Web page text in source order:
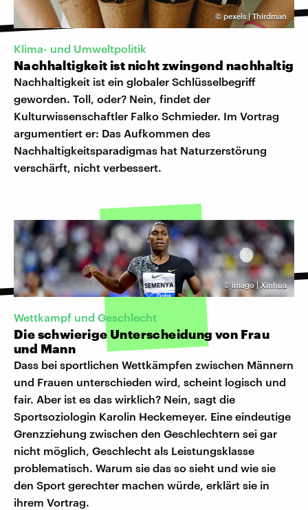
© pexels | Thirdman
Klima- und Umweltpolitik
Nachhaltigkeit ist nicht zwingend nachhaltig
Nachhaltigkeit ist ein globaler Schlüsselbegriff
geworden. Toll, oder? Nein, findet der
Kulturwissenschaftler Falko Schmieder. Im Vortrag
argumentiert er: Das Aufkommen des
Nachhaltigkeitsparadigmas hat Naturzerstörung
verschärft, nicht verbessert.
©imago | Xinhua
Wettkampf und Geschlecht
Die schwierige Unterscheidung von Frau
und Mann
Dass bei sportlichen Wettkämpfen zwischen Männern
und Frauen unterschieden wird, scheint logisch und
fair. Aber ist es das wirklich? Nein, sagt die
Sportsoziologin Karolin Heckemeyer. Eine eindeutige
Grenzziehung zwischen den Geschlechtern sei gar
nicht möglich, Geschlecht als Leistungsklasse
problematisch. Warum sie das so sieht und wie sie
den Sport gerechter machen würde, erklärt sie in
ihrem Vortrag.